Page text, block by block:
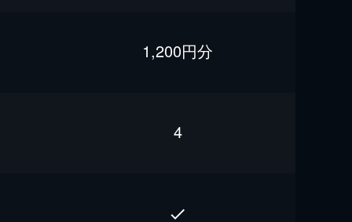
1,200円分
4